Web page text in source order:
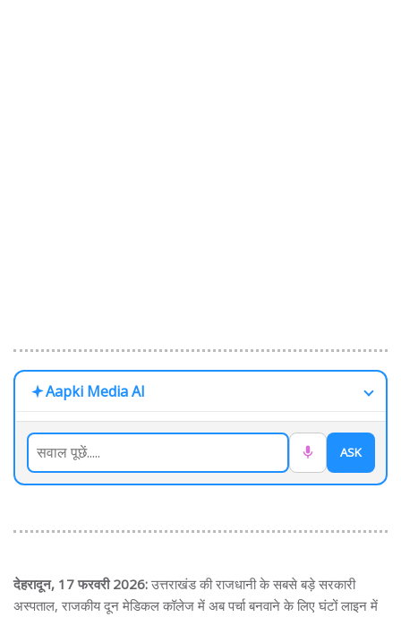
Aapki Media AI
ASK
देहरादून, 17 फरवरी 2026: उत्तराखंड की राजधानी के सबसे बड़े सरकारी
अस्पताल, राजकीय दून मेडिकल कॉलेज में अब पर्चा बनवाने के लिए घंटों लाइन में